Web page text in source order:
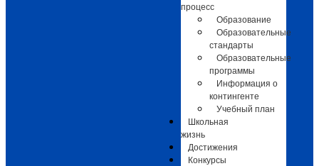
процесс
Образование
Образовательные
стандарты
Образовательные
программы
Информация о
контингенте
Учебный план
Школьная
жизнь
Достижения
Конкурсы